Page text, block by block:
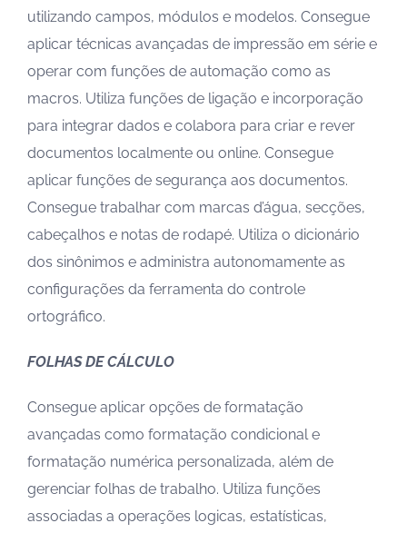
utilizando campos, módulos e modelos. Consegue
aplicar técnicas avançadas de impressão em série e
operar com funções de automação como as
macros. Utiliza funções de ligação e incorporação
para integrar dados e colabora para criar e rever
documentos localmente ou online. Consegue
aplicar funções de segurança aos documentos.
Consegue trabalhar com marcas d’água, secções,
cabeçalhos e notas de rodapé. Utiliza o dicionário
dos sinônimos e administra autonomamente as
configurações da ferramenta do controle
ortográfico.
FOLHAS DE CÁLCULO
Consegue aplicar opções de formatação
avançadas como formatação condicional e
formatação numérica personalizada, além de
gerenciar folhas de trabalho. Utiliza funções
associadas a operações logicas, estatísticas,